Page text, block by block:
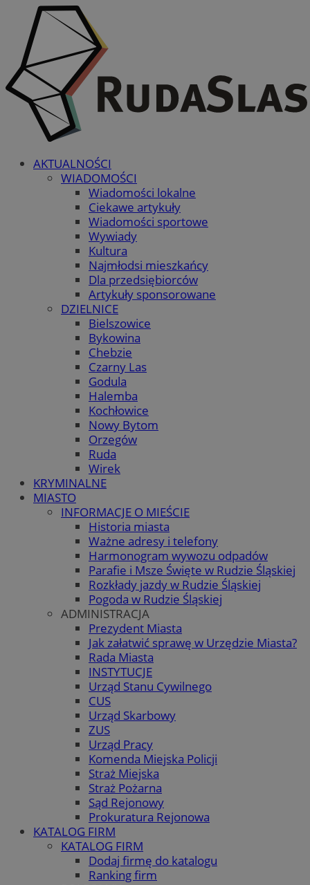
AKTUALNOŚCI
WIADOMOŚCI
Wiadomości lokalne
Ciekawe artykuły
Wiadomości sportowe
Wywiady
Kultura
Najmłodsi mieszkańcy
Dla przedsiębiorców
Artykuły sponsorowane
DZIELNICE
Bielszowice
Bykowina
Chebzie
Czarny Las
Godula
Halemba
Kochłowice
Nowy Bytom
Orzegów
Ruda
Wirek
KRYMINALNE
MIASTO
INFORMACJE O MIEŚCIE
Historia miasta
Ważne adresy i telefony
Harmonogram wywozu odpadów
Parafie i Msze Święte w Rudzie Śląskiej
Rozkłady jazdy w Rudzie Śląskiej
Pogoda w Rudzie Śląskiej
ADMINISTRACJA
Prezydent Miasta
Jak załatwić sprawę w Urzędzie Miasta?
Rada Miasta
INSTYTUCJE
Urząd Stanu Cywilnego
CUS
Urząd Skarbowy
ZUS
Urząd Pracy
Komenda Miejska Policji
Straż Miejska
Straż Pożarna
Sąd Rejonowy
Prokuratura Rejonowa
KATALOG FIRM
KATALOG FIRM
Dodaj firmę do katalogu
Ranking firm